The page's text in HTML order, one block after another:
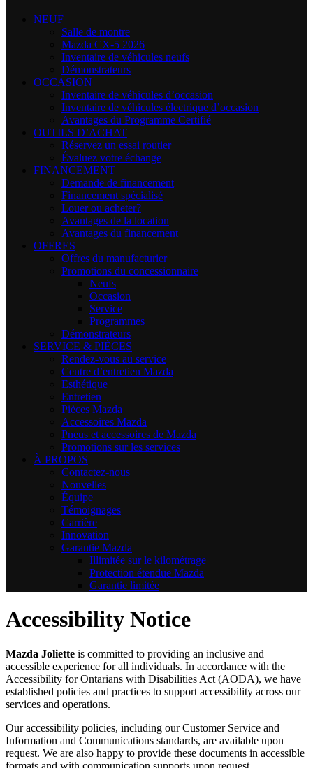
NEUF
Salle de montre
Mazda CX-5 2026
Inventaire de véhicules neufs
Démonstrateurs
OCCASION
Inventaire de véhicules d’occasion
Inventaire de véhicules électrique d’occasion
Avantages du Programme Certifié
OUTILS D’ACHAT
Réservez un essai routier
Évaluez votre échange
FINANCEMENT
Demande de financement
Financement spécialisé
Louer ou acheter?
Avantages de la location
Avantages du financement
OFFRES
Offres du manufacturier
Promotions du concessionnaire
Neufs
Occasion
Service
Programmes
Démonstrateurs
SERVICE & PIÈCES
Rendez-vous au service
Centre d’entretien Mazda
Esthétique
Entretien
Pièces Mazda
Accessoires Mazda
Pneus et accessoires de Mazda
Promotions sur les services
À PROPOS
Contactez-nous
Nouvelles
Équipe
Témoignages
Carrière
Innovation
Garantie Mazda
Illimitée sur le kilométrage
Protection étendue Mazda
Garantie limitée
Accessibility Notice
Mazda Joliette is committed to providing an inclusive and
accessible experience for all individuals. In accordance with the
Accessibility for Ontarians with Disabilities Act (AODA), we have
established policies and practices to support accessibility across our
services and operations.
Our accessibility policies, including our Customer Service and
Information and Communications standards, are available upon
request. We are also happy to provide these documents in accessible
formats and with communication supports upon request.